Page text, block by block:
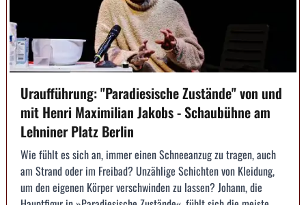
Uraufführung: "Paradiesische Zustände" von und
mit Henri Maximilian Jakobs - Schaubühne am
Lehniner Platz Berlin
Wie fühlt es sich an, immer einen Schneeanzug zu tragen, auch
am Strand oder im Freibad? Unzählige Schichten von Kleidung,
um den eigenen Körper verschwinden zu lassen? Johann, die